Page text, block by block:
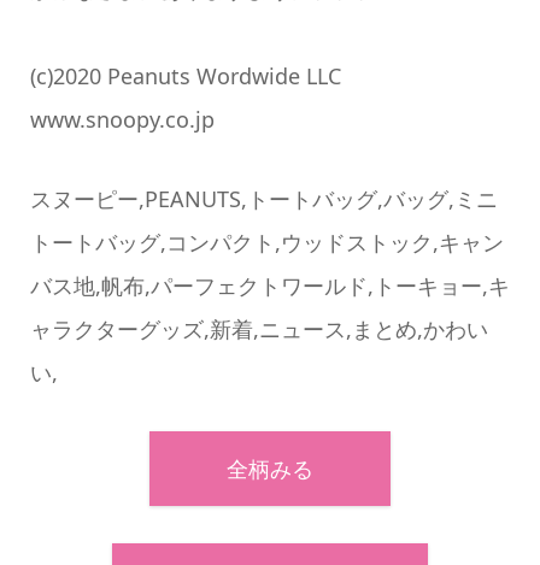
(c)2020 Peanuts Wordwide LLC
www.snoopy.co.jp
スヌーピー,PEANUTS,トートバッグ,バッグ,ミニ
トートバッグ,コンパクト,ウッドストック,キャン
バス地,帆布,パーフェクトワールド,トーキョー,キ
ャラクターグッズ,新着,ニュース,まとめ,かわい
い,
全柄みる